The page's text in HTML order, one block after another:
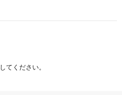
してください。